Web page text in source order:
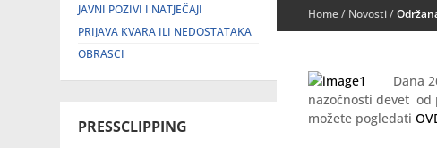
JAVNI POZIVI I NATJEČAJI
PRIJAVA KVARA ILI NEDOSTATAKA
OBRASCI
PRESSCLIPPING
Home/ Novosti/
Dana
nazočnosti devet od
možete pogledati